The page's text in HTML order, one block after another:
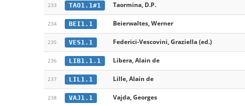
233 TAO1.1#1 Taormina, D.P.
234 BEI1.1 Beierwaltes, Werner
235 VES1.1 Federici-Vescovini, Graziella (ed.)
236 LIB1.1.1 Libera, Alain de
237 LIL1.1 Lille, Alain de
238 VAJ1.1 Vajda, Georges